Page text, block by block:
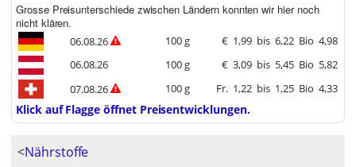
Grosse Preisunterschiede zwischen Ländern konnten wir hier noch
nicht klären.
06.08.26 100 g € 1,99 bis 6,22 Bio 4,98
06.08.26
100 g € 3,09 bis 5,45 Bio 5,82
07.08.26
100 g Fr. 1,22 bis 1,25 Bio 4,33
Klick auf Flagge öffnet Preisentwicklungen.
<Nährstoffe